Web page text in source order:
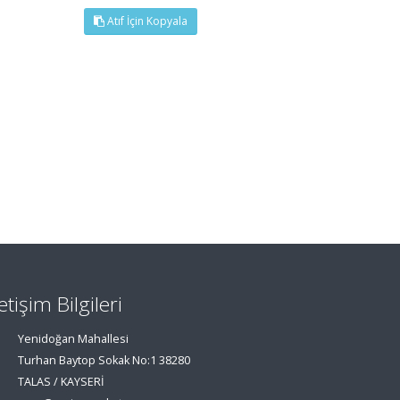
Atıf İçin Kopyala
Bilgileri
Yenidoğan Mahallesi
Turhan Baytop Sokak No:1 38280
TALAS / KAYSERİ